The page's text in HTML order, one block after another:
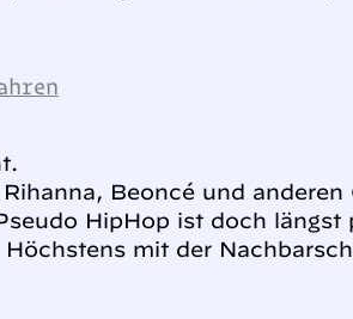
Beoncé und
HipHop ist doch längst
Höchstens mit der